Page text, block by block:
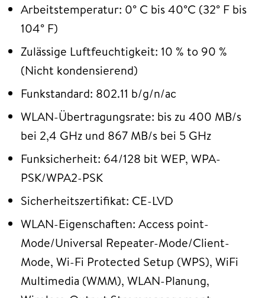
Arbeitstemperatur: 0° C bis 40°C (32° F bis
104° F)
Zulässige Luftfeuchtigkeit: 10 % to 90 %
(Nicht kondensierend)
Funkstandard: 802.11 b/g/n/ac
WLAN-Übertragungsrate: bis zu 400 MB/s
bei 2,4 GHz und 867 MB/s bei 5 GHz
Funksicherheit: 64/128 bit WEP, WPA-
PSK/WPA2-PSK
Sicherheitszertifikat: CE-LVD
WLAN-Eigenschaften: Access point-
Mode/Universal Repeater-Mode/Client-
Mode, Wi-Fi Protected Setup (WPS), WiFi
Multimedia (WMM), WLAN-Planung,